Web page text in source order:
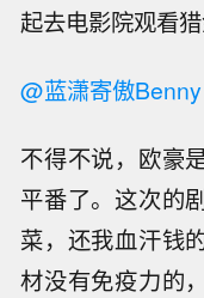
起去电影院观看猎
@蓝潇寄傲Benny
不得不说，欧豪
平番了。这次的
菜，还我血汗钱
材没有免疫力的